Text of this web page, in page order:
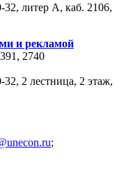
32, литер А, каб. 2106,
и рекламой
2740
32, 2 лестница, 2 этаж,
;